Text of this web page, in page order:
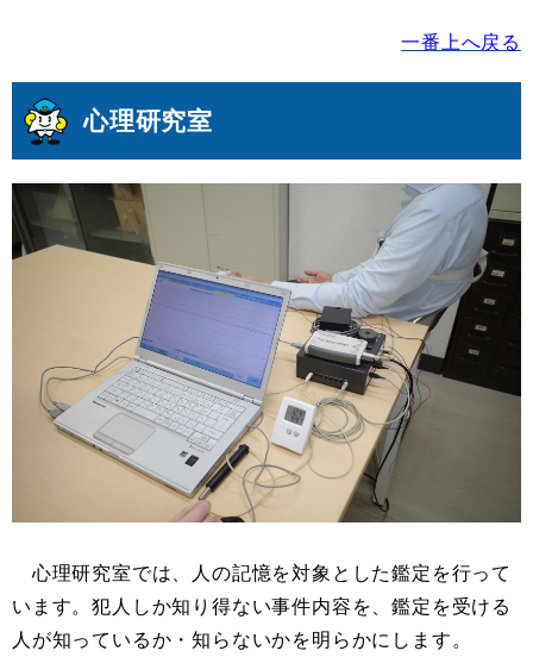
一番上へ戻る
心理研究室
​ 心理研究室では、人の記憶を対象とした鑑定を行って
います。犯人しか知り得ない事件内容を、鑑定を受ける
人が知っているか・知らないかを明らかにします。